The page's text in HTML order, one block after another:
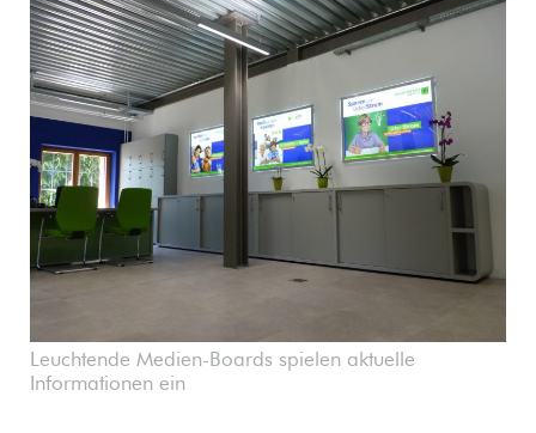
Leuchtende Medien-Boards spielen aktuelle
Informationen ein